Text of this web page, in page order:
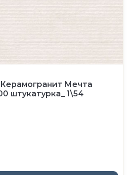
Керамогранит Мечта
штукатурка_ 1\54